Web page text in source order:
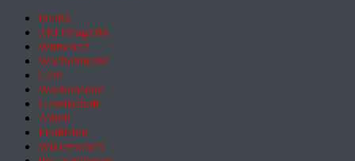
Politik
ZEITmagazin
Wirtschaft
Wochenmarkt
Geld
Wochenende
Gesellschaft
Arbeit
Feuilleton
Wissenschaft